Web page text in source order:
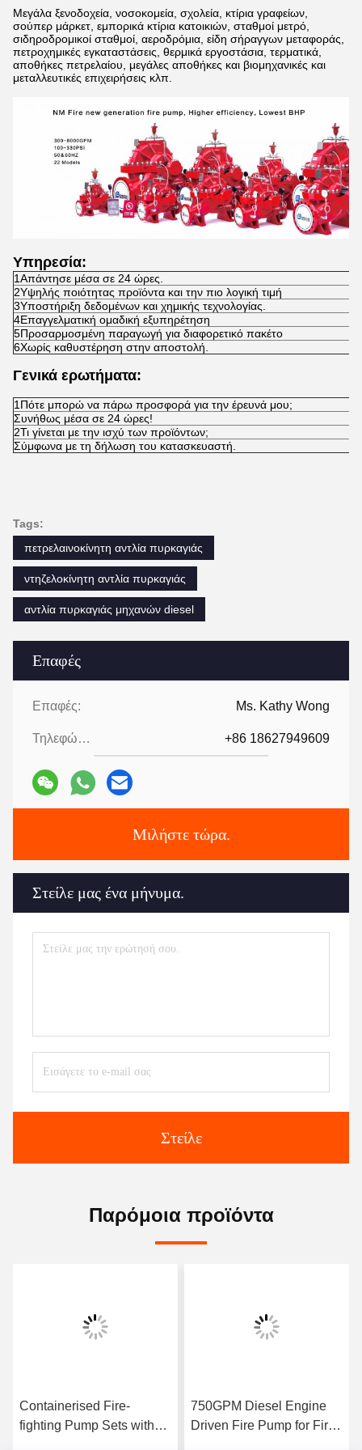
Επαφές
Επαφές: Ms. Kathy Wong
Τηλεφώνημα: +86 18627949609
Μιλήστε τώρα.
Στείλε μας ένα μήνυμα.
Στείλε
Μεγάλα ξενοδοχεία, νοσοκομεία, σχολεία, κτίρια γραφείων,
σούπερ μάρκετ, εμπορικά κτίρια κατοικιών, σταθμοί μετρό,
σιδηροδρομικοί σταθμοί, αεροδρόμια, είδη σήραγγων μεταφοράς,
πετροχημικές εγκαταστάσεις, θερμικά εργοστάσια, τερματικά,
αποθήκες πετρελαίου, μεγάλες αποθήκες και βιομηχανικές και
μεταλλευτικές επιχειρήσεις κλπ.
Υπηρεσία:
1Απάντησε μέσα σε 24 ώρες.
2Υψηλής ποιότητας προϊόντα και την πιο λογική τιμή
3Υποστήριξη δεδομένων και χημικής τεχνολογίας.
4Επαγγελματική ομαδική εξυπηρέτηση
5Προσαρμοσμένη παραγωγή για διαφορετικό πακέτο
6Χωρίς καθυστέρηση στην αποστολή.
Γενικά ερωτήματα:
1Πότε μπορώ να πάρω προσφορά για την έρευνά μου;
Συνήθως μέσα σε 24 ώρες!
2Τι γίνεται με την ισχύ των προϊόντων;
Σύμφωνα με τη δήλωση του κατασκευαστή.
Tags:
πετρελαινοκίνητη αντλία πυρκαγιάς
ντηζελοκίνητη αντλία πυρκαγιάς
αντλία πυρκαγιάς μηχανών diesel
Παρόμοια προϊόντα
Containerised Fire-
fighting Pump Sets with
750GPM Diesel Engine
Driven Fire Pump for Fire